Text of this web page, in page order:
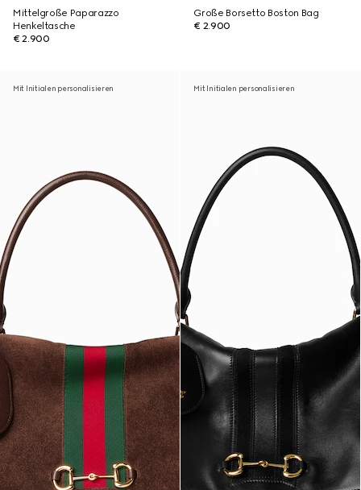
Mittelgroße Paparazzo
Henkeltasche
€ 2.900
Große Borsetto Boston Bag
€ 2.900
Mit Initialen personalisieren Mit Initialen personalisieren